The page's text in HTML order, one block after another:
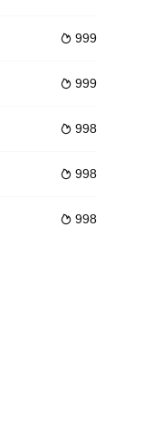
 999
 999
 998
 998
 998